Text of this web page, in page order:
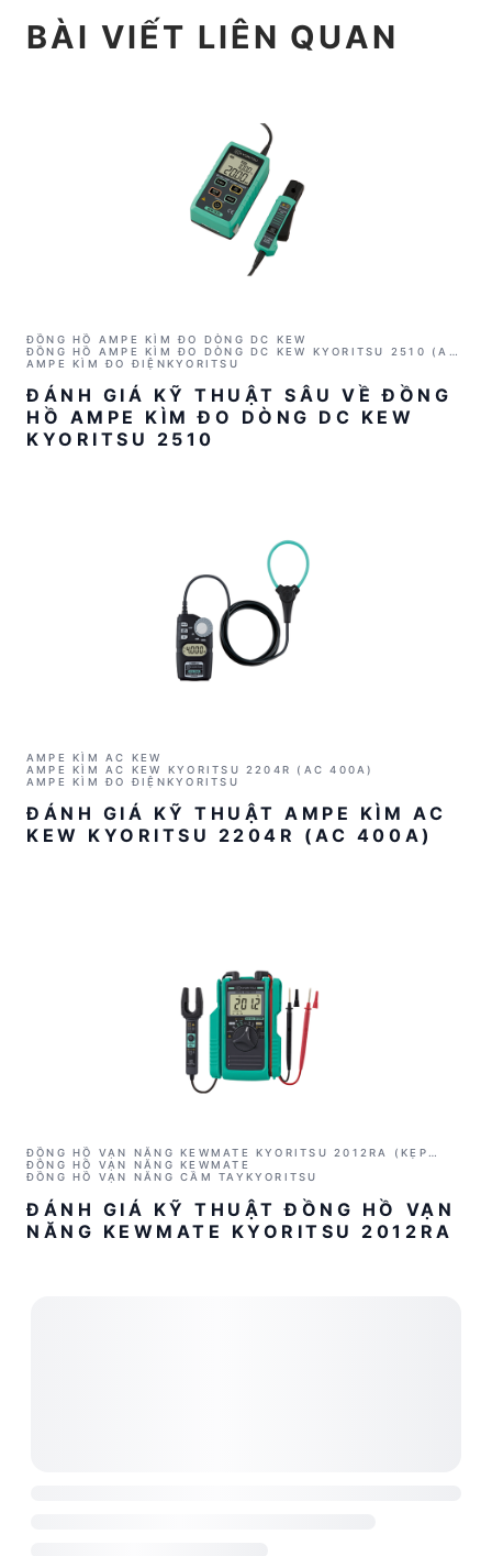
BÀI VIẾT LIÊN QUAN
ĐỒNG HỒ AMPE KÌM ĐO DÒNG DC KEW
ĐỒNG HỒ AMPE KÌM ĐO DÒNG DC KEW KYORITSU 2510 (AC
100MA)
AMPE KÌM ĐO ĐIỆNKYORITSU
ĐÁNH GIÁ KỸ THUẬT SÂU VỀ ĐỒNG
HỒ AMPE KÌM ĐO DÒNG DC KEW
KYORITSU 2510
AMPE KÌM AC KEW
AMPE KÌM AC KEW KYORITSU 2204R (AC 400A)
AMPE KÌM ĐO ĐIỆNKYORITSU
ĐÁNH GIÁ KỸ THUẬT AMPE KÌM AC
KEW KYORITSU 2204R (AC 400A)
ĐỒNG HỒ VẠN NĂNG KEWMATE KYORITSU 2012RA (KẸP
CẢM BIẾN AC/DC)
ĐỒNG HỒ VẠN NĂNG KEWMATE
ĐỒNG HỒ VẠN NĂNG CẦM TAY KYORITSU
ĐÁNH GIÁ KỸ THUẬT ĐỒNG HỒ VẠN
NĂNG KEWMATE KYORITSU 2012RA